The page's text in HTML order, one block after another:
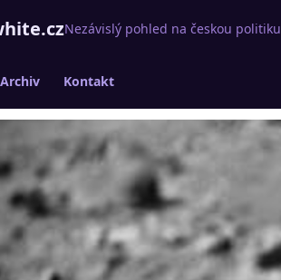
Nezávislý pohled na českou politiku
Archiv Kontakt